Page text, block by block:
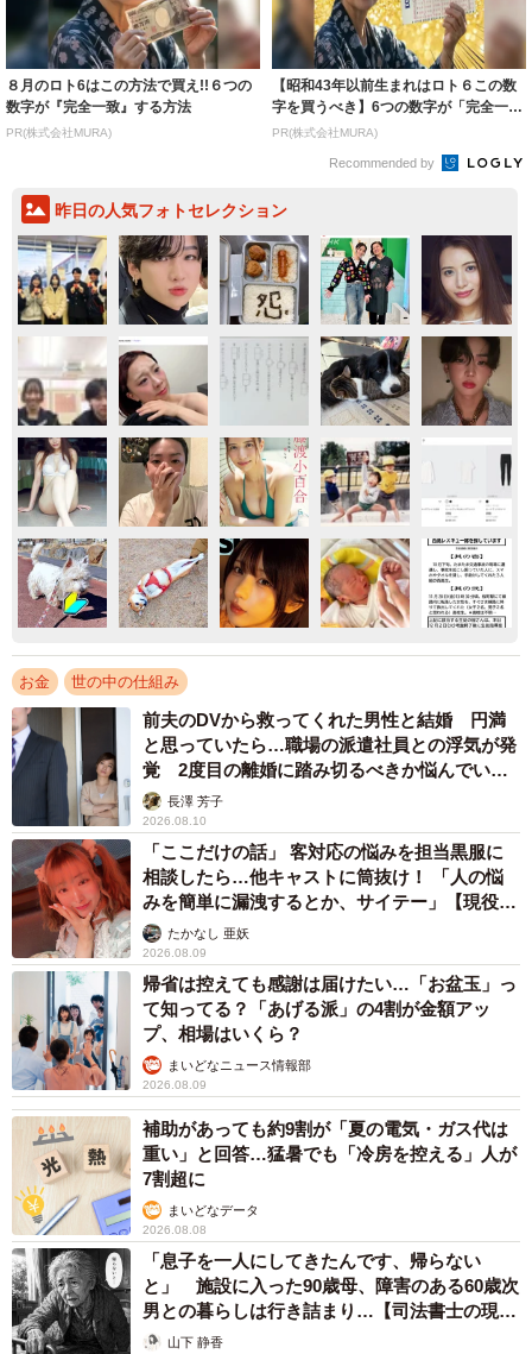
８月のロト6はこの方法で買え!!６つの
数字が『完全一致』する方法
PR(株式会社MURA)
【昭和43年以前生まれはロト６この数
字を買うべき】6つの数字が「完全一
致」する方...
PR(株式会社MURA)
Recommended by
昨日の人気フォトセレクション
お金 世の中の仕組み
前夫のDVから救ってくれた男性と結婚 円満
と思っていたら…職場の派遣社員との浮気が発
覚 2度目の離婚に踏み切るべきか悩んでいま
す【夫婦関係修復カウンセラーが解説】
長澤 芳子
2026.08.10
「ここだけの話」 客対応の悩みを担当黒服に
相談したら…他キャストに筒抜け！ 「人の悩
みを簡単に漏洩するとか、サイテー」【現役キ
ャストに取材】
たかなし 亜妖
2026.08.09
帰省は控えても感謝は届けたい…「お盆玉」っ
て知ってる？「あげる派」の4割が金額アッ
プ、相場はいくら？
まいどなニュース情報部
2026.08.09
補助があっても約9割が「夏の電気・ガス代は
重い」と回答…猛暑でも「冷房を控える」人が
7割超に
まいどなデータ
2026.08.08
「息子を一人にしてきたんです、帰らない
と」 施設に入った90歳母、障害のある60歳次
男との暮らしは行き詰まり…【司法書士の現場
から】山下 静香